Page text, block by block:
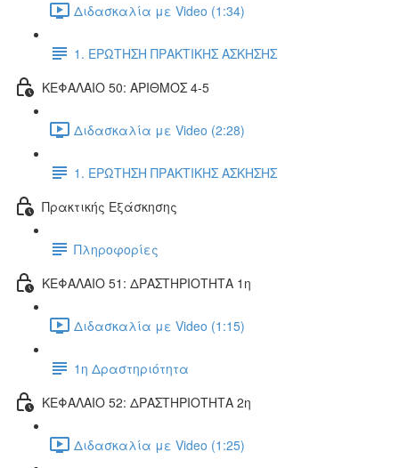
Διδασκαλία με Video (1:34)
1. ΕΡΩΤΗΣΗ ΠΡΑΚΤΙΚΗΣ ΑΣΚΗΣΗΣ
ΚΕΦΑΛΑΙΟ 50: ΑΡΙΘΜΟΣ 4-5
Διδασκαλία με Video (2:28)
1. ΕΡΩΤΗΣΗ ΠΡΑΚΤΙΚΗΣ ΑΣΚΗΣΗΣ
Πρακτικής Εξάσκησης
Πληροφορίες
ΚΕΦΑΛΑΙΟ 51: ΔΡΑΣΤΗΡΙΟΤΗΤΑ 1η
Διδασκαλία με Video (1:15)
1η Δραστηριότητα
ΚΕΦΑΛΑΙΟ 52: ΔΡΑΣΤΗΡΙΟΤΗΤΑ 2η
Διδασκαλία με Video (1:25)